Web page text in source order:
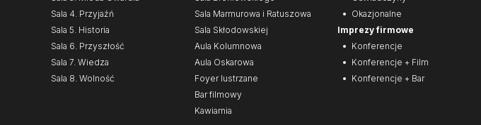
Sala 4. Przyjaźń
Sala 5. Historia
Sala 6. Przyszłość
Sala 7. Wiedza
Sala 8. Wolność
Sala Marmurowa i Ratuszowa
Sala Skłodowskiej
Aula Kolumnowa
Aula Oskarowa
Foyer lustrzane
Bar filmowy
Kawiarnia
Okazjonalne
Imprezy firmowe
Konferencje
Konferencje + Film
Konferencje + Bar